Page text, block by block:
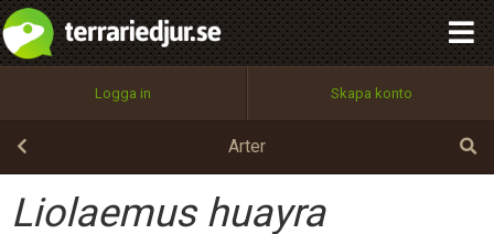
Logga in Skapa konto
Arter
Liolaemus huayra
Utför
100%
OK
integritetspolicy
Namn:
Epost:
Begär nytt lösenord
Tillbaka till förstasidan